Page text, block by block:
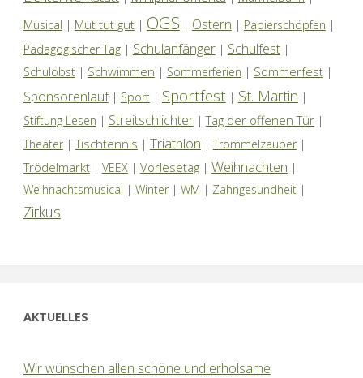
Musical | Mut tut gut| OGS | Ostern | Papierschöpfen |
Pädagogischer Tag| Schulanfänger| Schulfest|
Schulobst| Schwimmen | Sommerferien | Sommerfest|
Sponsorenlauf| Sport| Sportfest | St. Martin |
Stiftung Lesen | Streitschlichter|Tag der offenen Tür|
Theater|Tischtennis | Triathlon | Trommelzauber|
Trödelmarkt| VEEX | Vorlesetag| Weihnachten |
Weihnachtsmusical | Winter| WM | Zahngesundheit|
Zirkus
AKTUELLES
Wir wünschen allen schöne und erholsame